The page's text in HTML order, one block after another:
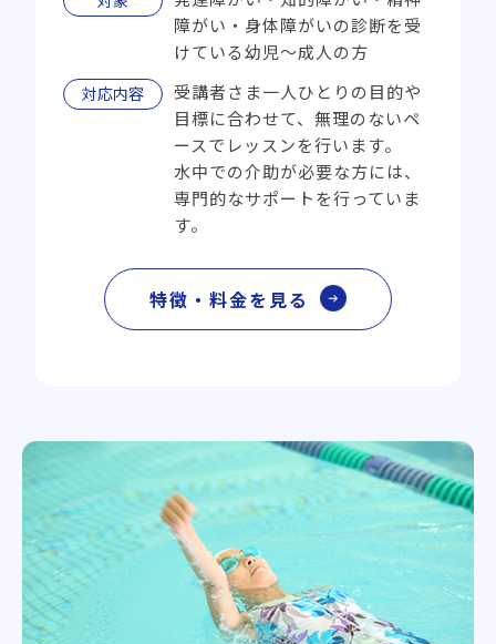
障がい・身体障がいの診断を受
けている幼児〜成人の方
対応内容
受講者さま一人ひとりの目的や
目標に合わせて、無理のないペ
ースでレッスンを行います。
水中での介助が必要な方には、
専門的なサポートを行っていま
す。
特徴・料金を見る